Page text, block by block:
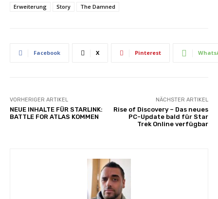
Erweiterung
Story The Damned
Facebook X Pinterest
VORHERIGER ARTIKEL
NEUE INHALTE FÜR STARLINK:
BATTLE FOR ATLAS KOMMEN
NÄCHSTER ARTIKEL
Rise of Discovery – Das neues
PC-Update bald für Star
Trek Online verfügbar